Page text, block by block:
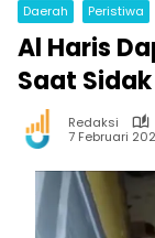
Daerah Peristiwa
Al Haris
Saat Sidak
Redaksi
7 Februari